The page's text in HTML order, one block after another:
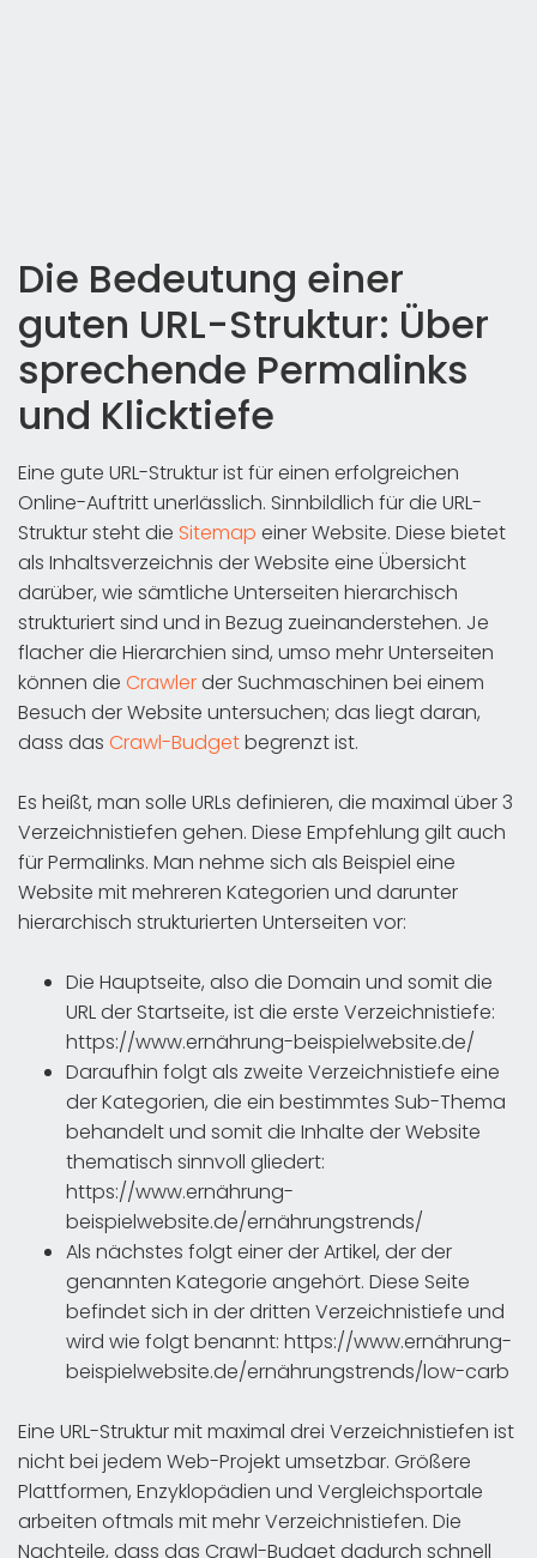
Die Bedeutung einer
guten URL-Struktur: Über
sprechende Permalinks
und Klicktiefe
Eine gute URL-Struktur ist für einen erfolgreichen
Online-Auftritt unerlässlich. Sinnbildlich für die URL-
Struktur steht die Sitemap einer Website. Diese bietet
als Inhaltsverzeichnis der Website eine Übersicht
darüber, wie sämtliche Unterseiten hierarchisch
strukturiert sind und in Bezug zueinanderstehen. Je
flacher die Hierarchien sind, umso mehr Unterseiten
können die Crawlerder Suchmaschinen bei einem
Besuch der Website untersuchen; das liegt daran,
dass das Crawl-Budgetbegrenzt ist.
Es heißt, man solle URLs definieren, die maximal über 3
Verzeichnistiefen gehen. Diese Empfehlung gilt auch
für Permalinks. Man nehme sich als Beispiel eine
Website mit mehreren Kategorien und darunter
hierarchisch strukturierten Unterseiten vor:
Die Hauptseite, also die Domain und somit die
URL der Startseite, ist die erste Verzeichnistiefe:
https://www.ernährung-beispielwebsite.de/
Daraufhin folgt als zweite Verzeichnistiefe eine
der Kategorien, die ein bestimmtes Sub-Thema
behandelt und somit die Inhalte der Website
thematisch sinnvoll gliedert:
https://www.ernährung-
beispielwebsite.de/ernährungstrends/
Als nächstes folgt einer der Artikel, der der
genannten Kategorie angehört. Diese Seite
befindet sich in der dritten Verzeichnistiefe und
wird wie folgt benannt: https://www.ernährung-
beispielwebsite.de/ernährungstrends/low-carb
Eine URL-Struktur mit maximal drei Verzeichnistiefen ist
nicht bei jedem Web-Projekt umsetzbar. Größere
Plattformen, Enzyklopädien und Vergleichsportale
arbeiten oftmals mit mehr Verzeichnistiefen. Die
Nachteile, dass das Crawl-Budget dadurch schnell